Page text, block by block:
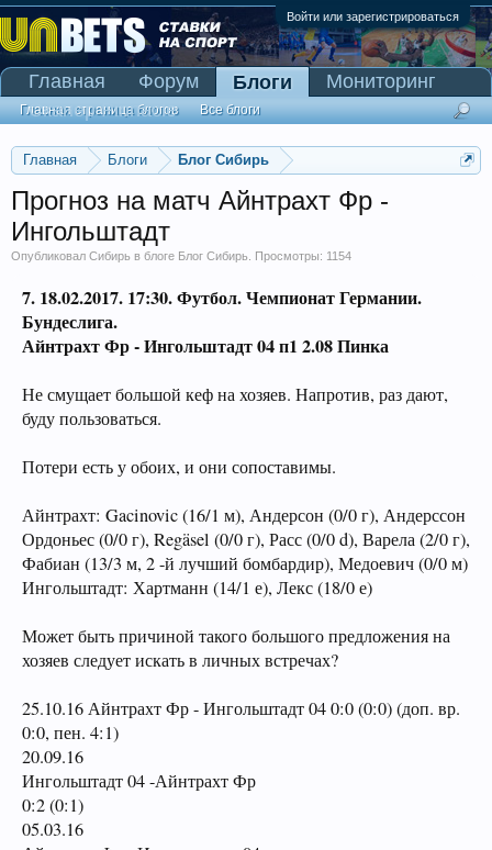
Войти или зарегистрироваться
Главная Блоги Блог Сибирь
Прогноз на матч Айнтрахт Фр -
Ингольштадт
Опубликовал Сибирь в блоге Блог Сибирь . Просмотры: 1154
7. 18.02.2017. 17:30.Футбол. Чемпионат Германии.
Бундеслига.
Айнтрахт Фр - Ингольштадт 04 п1 2.08 Пинка
Не смущает большой кеф на хозяев. Напротив, раз дают,
буду пользоваться.
Потери есть у обоих, и они сопоставимы.
Айнтрахт: Gacinovic (16/1 м), Андерсон (0/0 г), Андерссон
Ордоньес (0/0 г), Regäsel (0/0 г), Расс (0/0 d), Варела (2/0 г),
Фабиан (13/3 м, 2 -й лучший бомбардир), Медоевич (0/0 м)
Ингольштадт: Хартманн (14/1 е), Лекс (18/0 е)
Может быть причиной такого большого предложения на
хозяев следует искать в личных встречах?
25.10.16 Айнтрахт Фр - Ингольштадт 04 0:0 (0:0) (доп. вр.
0:0, пен. 4:1)
20.09.16
Ингольштадт 04 -Айнтрахт Фр
0:2 (0:1)
05.03.16
Главная Форум Блоги
Главная страница блогов Все блоги
Мониторинг
Сканер Pinnacle